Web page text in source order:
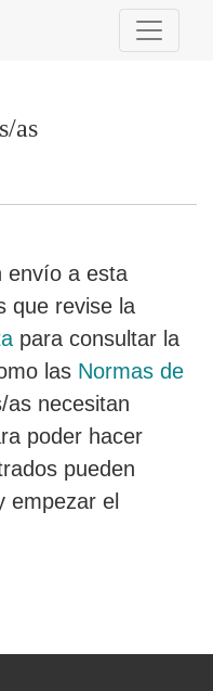
as
envío a esta
que revise la
para consultar la
las Normas de
as necesitan
poder hacer
pueden
empezar el